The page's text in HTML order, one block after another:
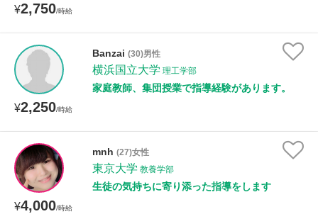
¥2,750/時給
¥2,250/時給
Banzai (30)男性
横浜国立大学 理工学部
家庭教師、集団授業で指導経験があります。
¥4,000/時給
mnh (27)女性
東京大学 教養学部
生徒の気持ちに寄り添った指導をします